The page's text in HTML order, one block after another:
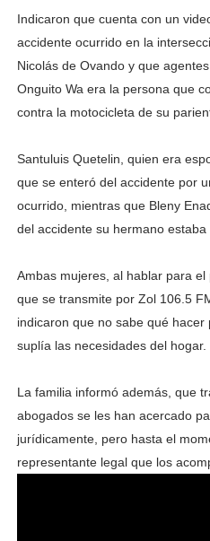
Indicaron que cuenta con un
accidente ocurrido en la
Nicolás de Ovando y que
Onguito Wa era la persona que
contra la motocicleta de su
Santuluis Quetelin, quien era
que se enteró del accidente por
ocurrido, mientras que Bleny
del accidente su hermano estaba
Ambas mujeres, al hablar para
que se transmite por Zol 106.5
indicaron que no sabe qué
suplía las necesidades del hogar.
La familia informó además, que
abogados se les han acercado
jurídicamente, pero hasta el
representante legal que los